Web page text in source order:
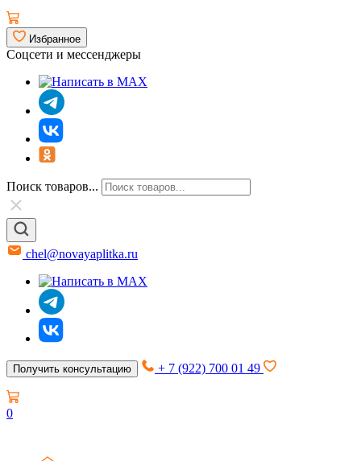
Избранное
Соцсети и мессенджеры
Поиск товаров...
chel@novayaplitka.ru
Получить консультацию + 7 (922) 700 01 49
0